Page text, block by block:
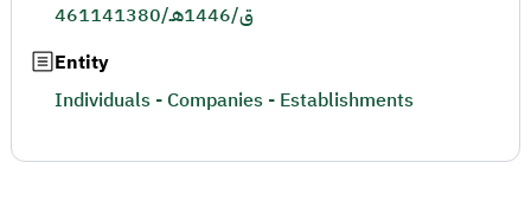
461141380/ق/1446هـ
Entity
Individuals - Companies - Establishments